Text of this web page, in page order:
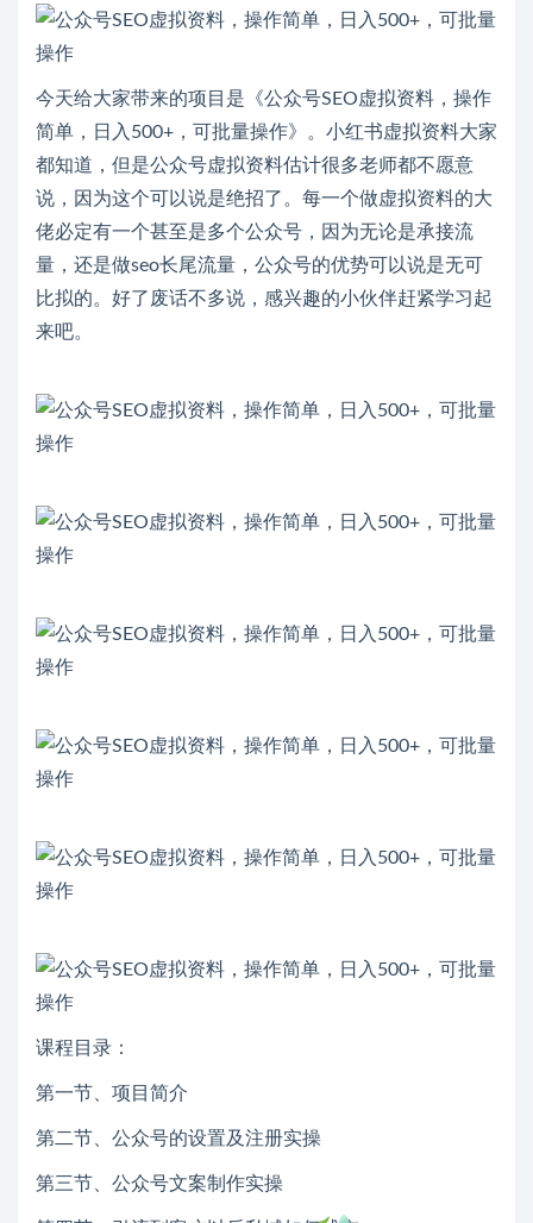
今天给大家带来的项目是《公众号SEO虚拟资料，操作
简单，日入500+，可批量操作》。小红书虚拟资料大家
都知道，但是公众号虚拟资料估计很多老师都不愿意
说，因为这个可以说是绝招了。每一个做虚拟资料的大
佬必定有一个甚至是多个公众号，因为无论是承接流
量，还是做seo长尾流量，公众号的优势可以说是无可
比拟的。好了废话不多说，感兴趣的小伙伴赶紧学习起
来吧。
课程目录：
第一节、项目简介
第二节、公众号的设置及注册实操
第三节、公众号文案制作实操